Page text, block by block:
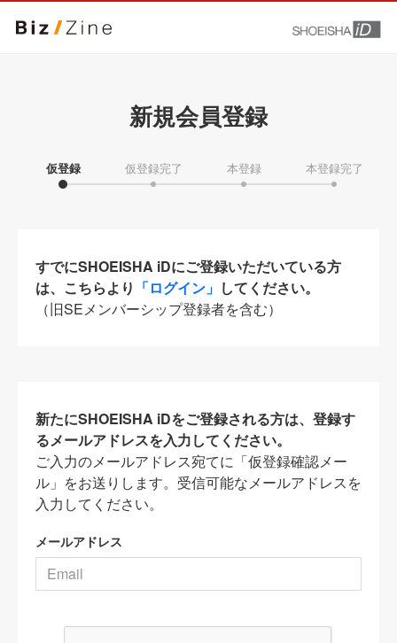
新規会員登録
仮登録 仮登録完了 本登録 本登録完了
すでにSHOEISHA iDにご登録いただいている方
は、こちらより 「ログイン」 してください。
（旧SEメンバーシップ登録者を含む）
新たにSHOEISHA iDをご登録される方は、登録す
るメールアドレスを入力してください。
ご入力のメールアドレス宛てに「仮登録確認メー
ル」をお送りします。受信可能なメールアドレスを
入力してください。
メールアドレス